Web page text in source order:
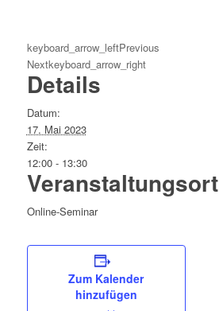
keyboard_arrow_leftPrevious
Nextkeyboard_arrow_right
Details
Datum:
17. Mai 2023
Zeit:
12:00 - 13:30
Veranstaltungsort
Online-Seminar
Zum Kalender
hinzufügen